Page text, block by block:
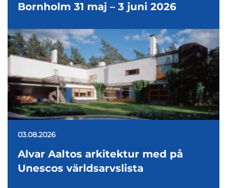
Bornholm 31 maj – 3 juni 2026
03.08.2026
Alvar Aaltos arkitektur med på
Unescos världsarvslista